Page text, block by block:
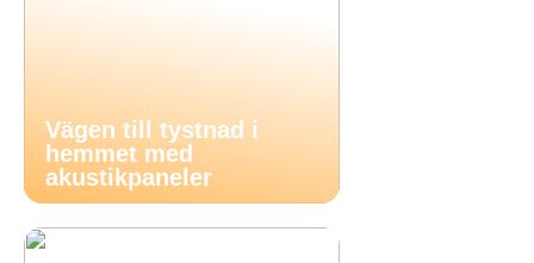
Vägen till tystnad i
hemmet med
akustikpaneler